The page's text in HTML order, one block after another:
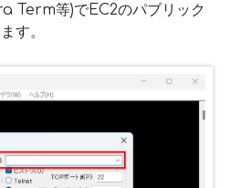
Term等)でEC2のパブリック
す。